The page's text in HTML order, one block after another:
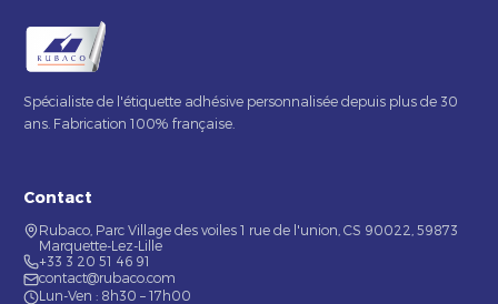
Spécialiste de l'étiquette adhésive personnalisée depuis plus de 30
ans. Fabrication 100% française.
Contact
Rubaco, Parc Village des voiles 1 rue de l'union, CS 90022, 59873
Marquette-Lez-Lille
+33 3 20 51 46 91
contact@rubaco.com
Lun-Ven : 8h30 – 17h00